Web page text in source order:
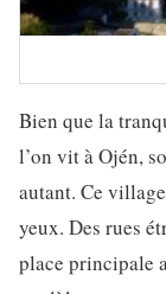
Bien que la
l’on vit à Ojén,
autant. Ce
yeux. Des rues
place principale